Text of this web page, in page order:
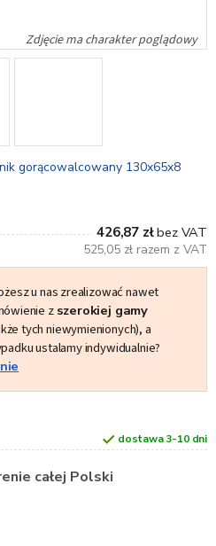
gorącowalcowany 130x65x8
426,87 złbez VAT
525,05 zł razem z VAT
u nas zrealizować nawet
z szerokiej gamy
tych niewymienionych), a
ustalamy indywidualnie?
dostawa 3-10 dni
całej Polski